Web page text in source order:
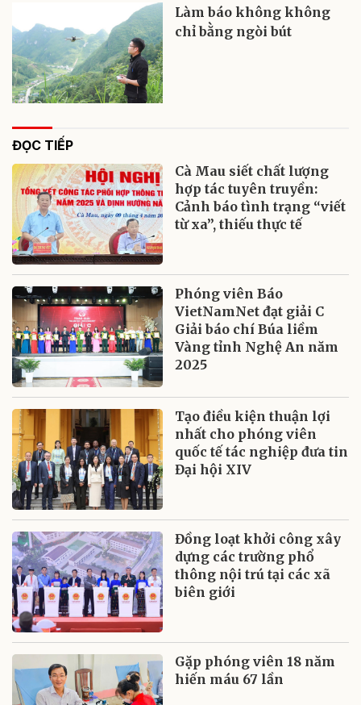
Làm báo không không
chỉ bằng ngòi bút
ĐỌC TIẾP
Cà Mau siết chất lượng
hợp tác tuyên truyền:
Cảnh báo tình trạng “viết
từ xa”, thiếu thực tế
Phóng viên Báo
VietNamNet đạt giải C
Giải báo chí Búa liềm
Vàng tỉnh Nghệ An năm
2025
Tạo điều kiện thuận lợi
nhất cho phóng viên
quốc tế tác nghiệp đưa tin
Đại hội XIV
Đồng loạt khởi công xây
dựng các trường phổ
thông nội trú tại các xã
biên giới
Gặp phóng viên 18 năm
hiến máu 67 lần